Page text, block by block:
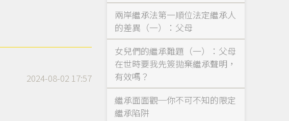
2024-08-02 17:57
兩岸繼承法第一順位法定繼承人
的差異（一）：父母
女兒們的繼承難題（一）：父母
在世時要我先簽拋棄繼承聲明，
有效嗎？
繼承面面觀─你不可不知的限定
繼承陷阱